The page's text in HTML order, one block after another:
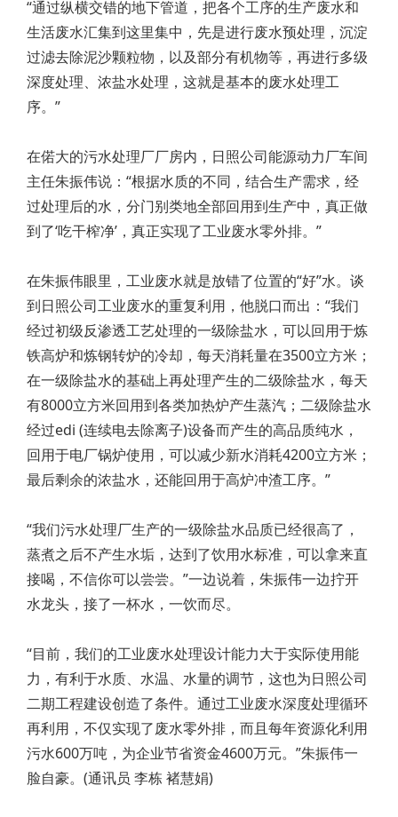
“通过纵横交错的地下管道，把各个工序的生产废水和
生活废水汇集到这里集中，先是进行废水预处理，沉淀
过滤去除泥沙颗粒物，以及部分有机物等，再进行多级
深度处理、浓盐水处理，这就是基本的废水处理工
序。”
在偌大的污水处理厂厂房内，日照公司能源动力厂车间
主任朱振伟说：“根据水质的不同，结合生产需求，经
过处理后的水，分门别类地全部回用到生产中，真正做
到了‘吃干榨净’，真正实现了工业废水零外排。”
在朱振伟眼里，工业废水就是放错了位置的“好”水。谈
到日照公司工业废水的重复利用，他脱口而出：“我们
经过初级反渗透工艺处理的一级除盐水，可以回用于炼
铁高炉和炼钢转炉的冷却，每天消耗量在3500立方米；
在一级除盐水的基础上再处理产生的二级除盐水，每天
有8000立方米回用到各类加热炉产生蒸汽；二级除盐水
经过edi (连续电去除离子)设备而产生的高品质纯水，
回用于电厂锅炉使用，可以减少新水消耗4200立方米；
最后剩余的浓盐水，还能回用于高炉冲渣工序。”
“我们污水处理厂生产的一级除盐水品质已经很高了，
蒸煮之后不产生水垢，达到了饮用水标准，可以拿来直
接喝，不信你可以尝尝。”一边说着，朱振伟一边拧开
水龙头，接了一杯水，一饮而尽。
“目前，我们的工业废水处理设计能力大于实际使用能
力，有利于水质、水温、水量的调节，这也为日照公司
二期工程建设创造了条件。通过工业废水深度处理循环
再利用，不仅实现了废水零外排，而且每年资源化利用
污水600万吨，为企业节省资金4600万元。”朱振伟一
脸自豪。(通讯员 李栋 褚慧娟)